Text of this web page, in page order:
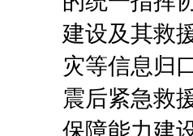
建设及其救
灾等信息归
震后紧急救
保障能力建